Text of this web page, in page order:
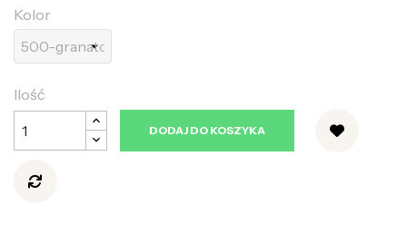
Kolor
Ilość
DODAJ DO KOSZYKA